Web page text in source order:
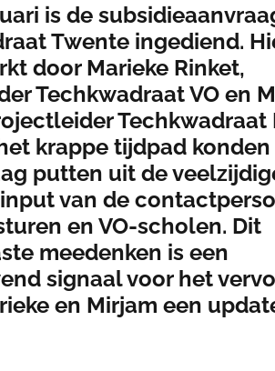
is de
Twente ingediend.
door Marieke Rinket,
Techkwadraat VO en
Techkwadraat
krappe tijdpad konden
putten uit de
van de
en VO-scholen. Dit
meedenken is een
signaal voor het
en Mirjam een